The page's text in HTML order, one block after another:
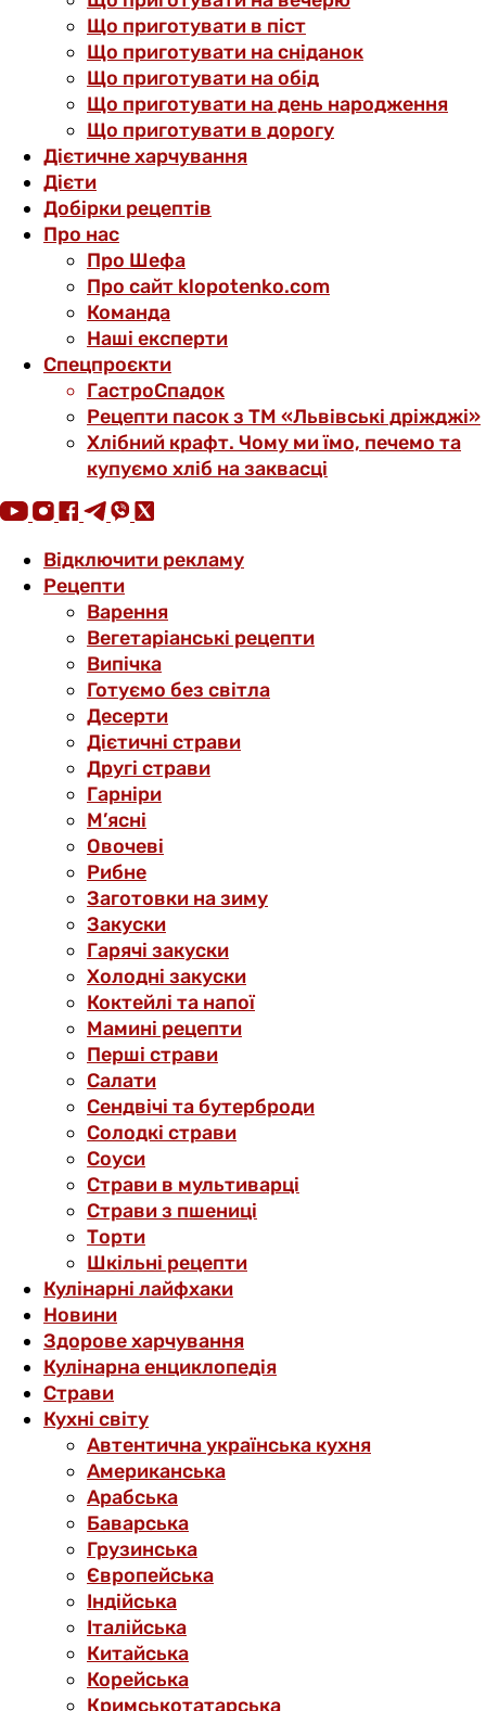
Що приготувати в піст
Що приготувати на сніданок
Що приготувати на обід
Що приготувати на день народження
Що приготувати в дорогу
Дієтичне харчування
Дієти
Добірки рецептів
Про нас
Про Шефа
Про сайт klopotenko.com
Команда
Наші експерти
Спецпроєкти
ГастроСпадок
Рецепти пасок з ТМ «Львівські дріжджі»
Хлібний крафт. Чому ми їмо, печемо та
купуємо хліб на заквасці
Відключити рекламу
Рецепти
Варення
Вегетаріанські рецепти
Випічка
Готуємо без світла
Десерти
Дієтичні страви
Другі страви
Гарніри
М’ясні
Овочеві
Рибне
Заготовки на зиму
Закуски
Гарячі закуски
Холодні закуски
Коктейлі та напої
Мамині рецепти
Перші страви
Салати
Сендвічі та бутерброди
Солодкі страви
Соуси
Страви в мультиварці
Страви з пшениці
Торти
Шкільні рецепти
Кулінарні лайфхаки
Новини
Здорове харчування
Кулінарна енциклопедія
Страви
Кухні світу
Автентична українська кухня
Американська
Арабська
Баварська
Грузинська
Європейська
Індійська
Італійська
Китайська
Корейська
Кримськотатарська